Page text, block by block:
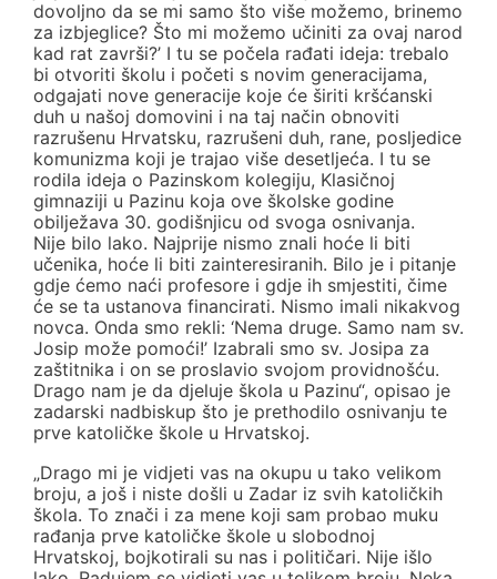
dovoljno da se mi samo što više možemo, brinemo
za izbjeglice? Što mi možemo učiniti za ovaj narod
kad rat završi?’ I tu se počela rađati ideja: trebalo
bi otvoriti školu i početi s novim generacijama,
odgajati nove generacije koje će širiti kršćanski
duh u našoj domovini i na taj način obnoviti
razrušenu Hrvatsku, razrušeni duh, rane, posljedice
komunizma koji je trajao više desetljeća. I tu se
rodila ideja o Pazinskom kolegiju, Klasičnoj
gimnaziji u Pazinu koja ove školske godine
obilježava 30. godišnjicu od svoga osnivanja.
Nije bilo lako. Najprije nismo znali hoće li biti
učenika, hoće li biti zainteresiranih. Bilo je i pitanje
gdje ćemo naći profesore i gdje ih smjestiti, čime
će se ta ustanova financirati. Nismo imali nikakvog
novca. Onda smo rekli: ‘Nema druge. Samo nam sv.
Josip može pomoći!’ Izabrali smo sv. Josipa za
zaštitnika i on se proslavio svojom providnošću.
Drago nam je da djeluje škola u Pazinu“, opisao je
zadarski nadbiskup što je prethodilo osnivanju te
prve katoličke škole u Hrvatskoj.
„Drago mi je vidjeti vas na okupu u tako velikom
broju, a još i niste došli u Zadar iz svih katoličkih
škola. To znači i za mene koji sam probao muku
rađanja prve katoličke škole u slobodnoj
Hrvatskoj, bojkotirali su nas i političari. Nije išlo